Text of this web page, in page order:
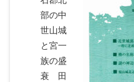
部の中
世山城
と宮一
族の盛
衰 田